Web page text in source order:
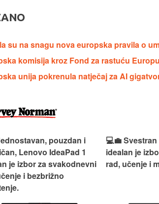
su na snagu nova europska pravila o
komisija kroz Fond za rastuću
unija pokrenula natječaj za AI
pouzdan i
Lenovo IdeaPad 1
je izbor za svakodnevni
i bezbrižno
💻💼
idealan je
rad, učenje i